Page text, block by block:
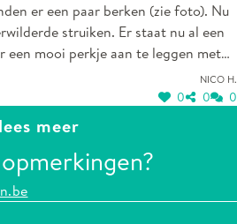
er een paar berken (zie foto). Nu
struiken. Er staat nu al een
mooi perkje aan te leggen met
Nico H.
0 0 0
lees meer